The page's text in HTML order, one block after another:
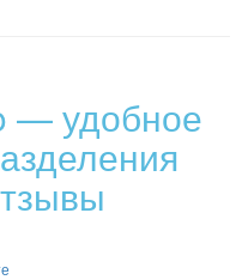
— удобное